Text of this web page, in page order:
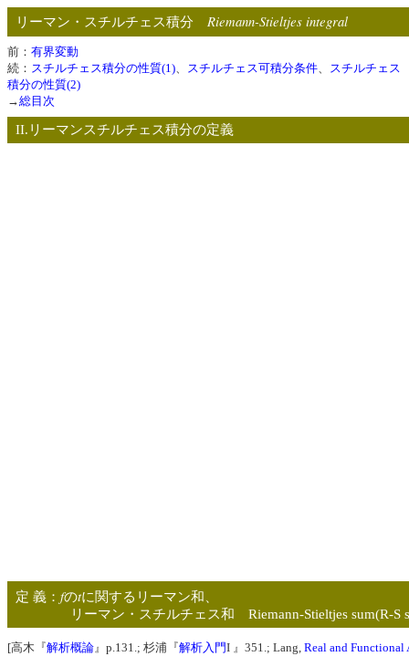
リーマン・スチルチェス積分Riemann-Stieltjes integral
前： 有界変動
続： スチルチェス積分の性質(1) スチルチェス可積分条件
スチルチェス
積分の性質(2)
→総目次
II.リーマンスチルチェス積分の定義
定 義：fのtに関するリーマン和、
リーマン・スチルチェス和 Riemann-Stieltjes sum(R-S
[高木『解析概論』p.131.; 杉浦『解析入門I 』351.; Lang, Real and Functional